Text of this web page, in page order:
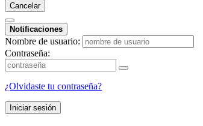
Cancelar
Notificaciones
Nombre de usuario:
Contraseña:
¿Olvidaste tu contraseña?
Iniciar sesión